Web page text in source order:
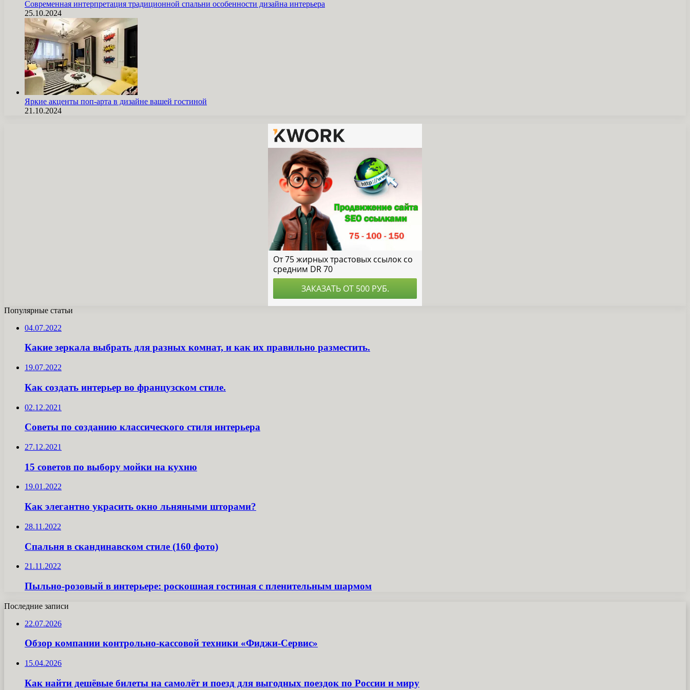
Современная интерпретация традиционной спальни особенности дизайна интерьера
25.10.2024
Яркие акценты поп-арта в дизайне вашей гостиной
21.10.2024
Популярные статьи
04.07.2022
Какие зеркала выбрать для разных комнат, и как их правильно разместить.
19.07.2022
Как создать интерьер во французском стиле.
02.12.2021
Советы по созданию классического стиля интерьера
27.12.2021
15 советов по выбору мойки на кухню
19.01.2022
Как элегантно украсить окно льняными шторами?
28.11.2022
Спальня в скандинавском стиле (160 фото)
21.11.2022
Пыльно-розовый в интерьере: роскошная гостиная с пленительным шармом
Последние записи
22.07.2026
Обзор компании контрольно-кассовой техники «Фиджи-Сервис»
15.04.2026
Как найти дешёвые билеты на самолёт и поезд для выгодных поездок по России и миру